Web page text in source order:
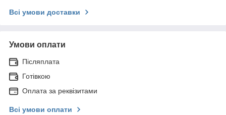
Всі умови доставки
Умови оплати
Післяплата
Готівкою
Оплата за реквізитами
Всі умови оплати